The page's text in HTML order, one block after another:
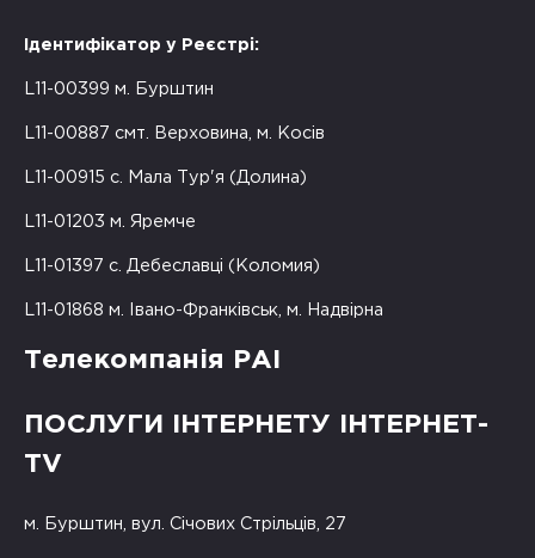
Ідентифікатор у Реєстрі:
L11-00399 м. Бурштин
L11-00887 смт. Верховина, м. Косів
L11-00915 с. Мала Тур'я (Долина)
L11-01203 м. Яремче
L11-01397 с. Дебеславці (Коломия)
L11-01868 м. Івано-Франківськ, м. Надвірна
Телекомпанія РАІ
ПОСЛУГИ ІНТЕРНЕТУ ІНТЕРНЕТ-
TV
м. Бурштин, вул. Січових Стрільців, 27